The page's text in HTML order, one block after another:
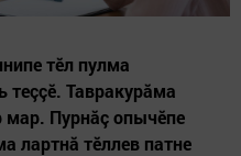
тӗл пулма
теççӗ. Тавракурăма
мар. Пурнăç опычӗпе
лартнă тӗллев патне